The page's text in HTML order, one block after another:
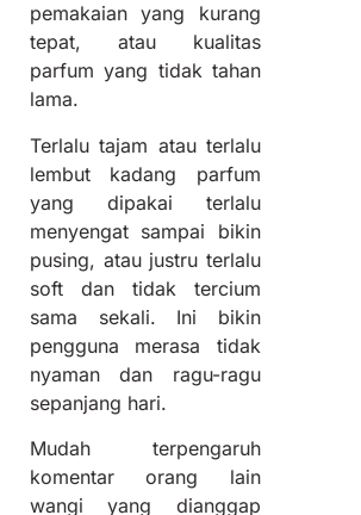
pemakaian yang kurang
tepat, atau kualitas
parfum yang tidak tahan
lama.
Terlalu tajam atau terlalu
lembut kadang parfum
yang dipakai terlalu
menyengat sampai bikin
pusing, atau justru terlalu
soft dan tidak tercium
sama sekali. Ini bikin
pengguna merasa tidak
nyaman dan ragu-ragu
sepanjang hari.
Mudah terpengaruh
komentar orang lain
wangi yang dianggap